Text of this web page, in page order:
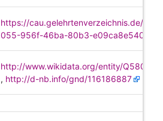
https://cau.gelehrtenverzeichnis.de/
055-956f-46ba-80b3-e09ca8e5408e
http://www.wikidata.org/entity/Q580737
, http://d-nb.info/gnd/116186887